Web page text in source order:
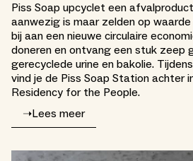
Piss Soap upcyclet een
aanwezig is maar zelden op
bij aan een nieuwe circulaire
doneren en ontvang een stuk zeep
gerecyclede urine en bakolie.
vind je de Piss Soap Station achter
Residency for the People.
➝Lees meer